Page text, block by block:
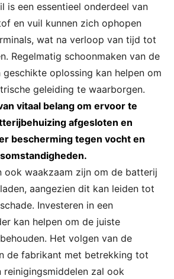
is een essentieel onderdeel van
en vuil kunnen zich ophopen
wat na verloop van tijd tot
Regelmatig schoonmaken van de
oplossing kan helpen om
geleiding te waarborgen.
vitaal belang om ervoor te
afgesloten en
bescherming tegen vocht en
ook waakzaam zijn om de batterij
aangezien dit kan leiden tot
Investeren in een
kan helpen om de juiste
Het volgen van de
de fabrikant met betrekking tot
zal ook